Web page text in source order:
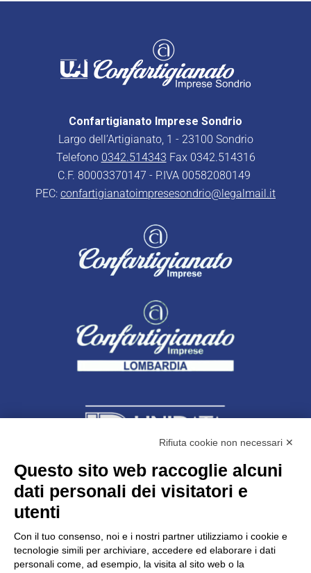
Confartigianato Imprese Sondrio
Largo dell’Artigianato, 1 - 23100 Sondrio
Telefono 0342.514343 Fax 0342.514316
C.F. 80003370147 - P.IVA 00582080149
PEC: confartigianatoimpresesondrio@legalmail.it
Unidata s.r.lcon unico socio
Largo dell’Artigianato, 1 - 23100 Sondrio
C.F. 00481790145 - N.REA SO-36426
PEC: unidata.sondrio@legalmail.it
Rifiuta cookie non necessari ✕
Questo sito web raccoglie alcuni
dati personali dei visitatori e
utenti
Con il tuo consenso, noi e i nostri partner utilizziamo i cookie e
tecnologie simili per archiviare, accedere ed elaborare i dati
personali come, ad esempio, la visita al sito web o la